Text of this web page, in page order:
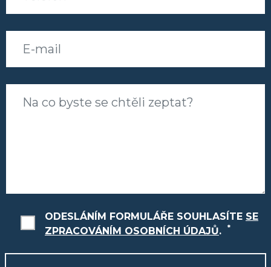
ODESLÁNÍM FORMULÁŘE SOUHLASÍTE SE
ZPRACOVÁNÍM OSOBNÍCH ÚDAJŮ. *